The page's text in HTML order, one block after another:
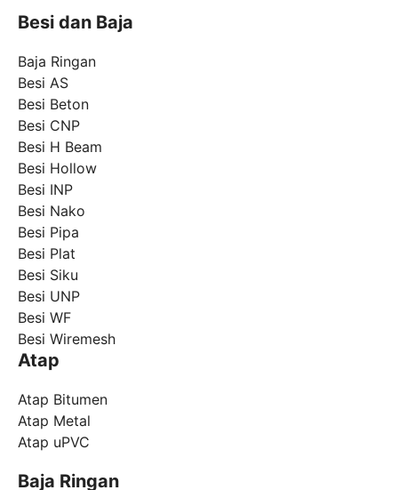
Besi dan Baja
Baja Ringan
Besi AS
Besi Beton
Besi CNP
Besi H Beam
Besi Hollow
Besi INP
Besi Nako
Besi Pipa
Besi Plat
Besi Siku
Besi UNP
Besi WF
Besi Wiremesh
Atap
Atap Bitumen
Atap Metal
Atap uPVC
Baja Ringan